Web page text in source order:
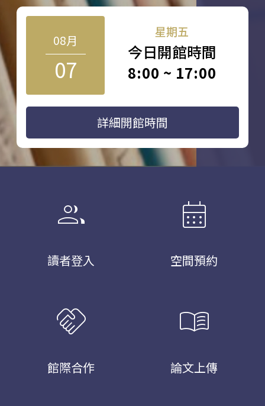
08月
07
星期五
今日開館時間
8:00 ~ 17:00
詳細開館時間
group
讀者登入
calendar_month
空間預約
handshake
館際合作
menu_book
論文上傳